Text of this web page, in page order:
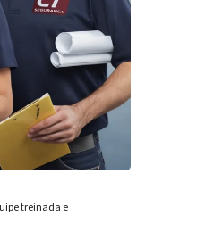
treinada e